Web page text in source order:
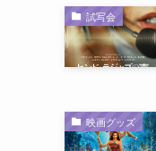
試写会
映画グッズ